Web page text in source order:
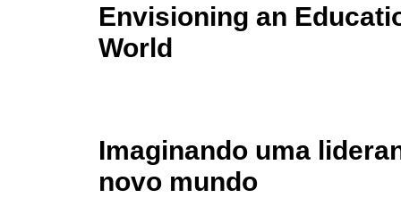
Envisioning an
World
Imaginando uma
novo mundo